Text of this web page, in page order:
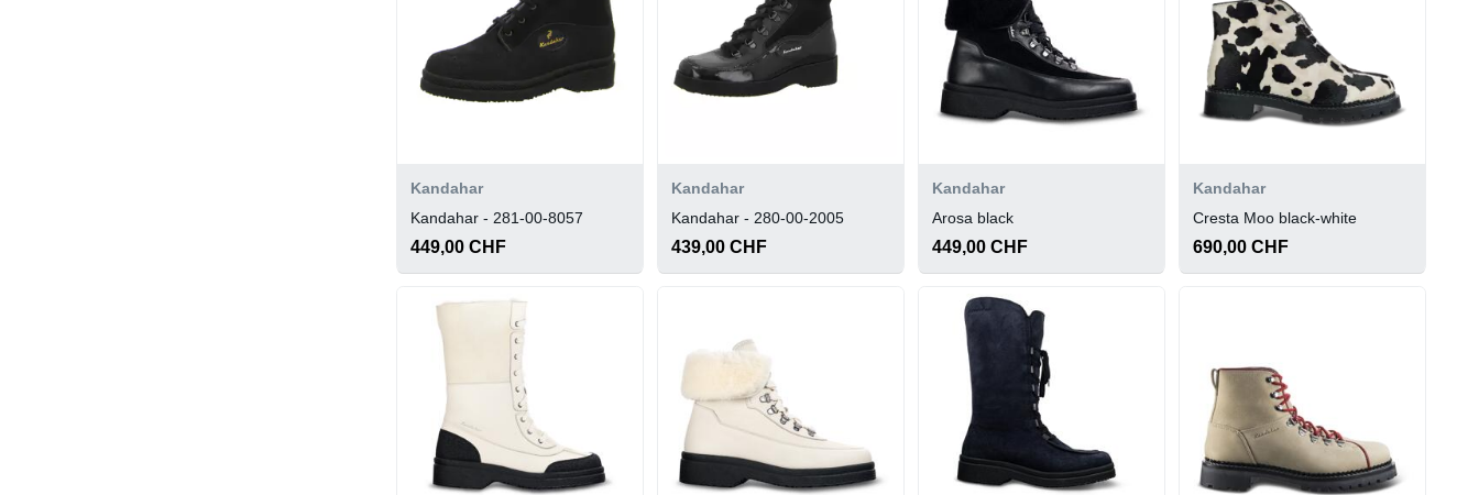
Kandahar
Kandahar - 281-00-8057
449,00 CHF
Kandahar
Kandahar - 280-00-2005
439,00 CHF
Kandahar
Arosa black
449,00 CHF
Kandahar
Cresta Moo black-white
690,00 CHF